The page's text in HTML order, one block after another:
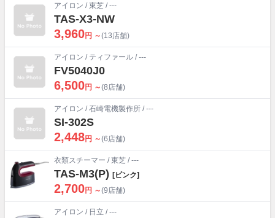
アイロン /東芝 / ---
TAS-X3-NW
3,960円 ～(13店舗)
アイロン / ティファール / ---
FV5040J0
6,500円 ～(8店舗)
アイロン /石崎電機製作所 / ---
SI-302S
2,448円 ～(6店舗)
衣類スチーマー /東芝 / ---
TAS-M3(P) [ピンク]
2,700円 ～(9店舗)
アイロン / 日立 / ---